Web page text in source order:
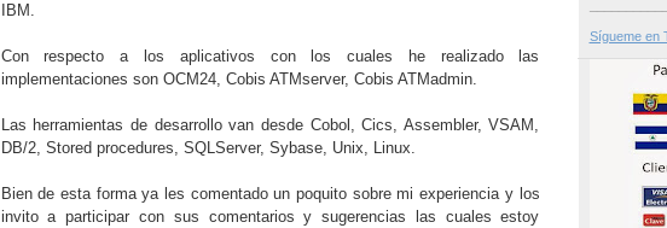
IBM.
Con respecto a los aplicativos con los cuales he realizado las
implementaciones son OCM24, Cobis ATMserver, Cobis ATMadmin.
Las herramientas de desarrollo van desde Cobol, Cics, Assembler, VSAM,
DB/2, Stored procedures, SQLServer, Sybase, Unix, Linux.
Bien de esta forma ya les comentado un poquito sobre mi experiencia y los
invito a participar con sus comentarios y sugerencias las cuales estoy
Sígueme en